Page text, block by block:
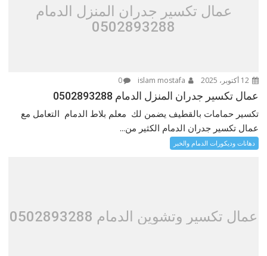
عمال تكسير جدران المنزل الدمام
0502893288
12 أكتوبر، 2025 0
عمال تكسير جدران المنزل الدمام 0502893288
تكسير حمامات بالقطيف يضمن لك معلم بلاط الدمام التعامل مع
عمال تكسير جدران الدمام الكثير من...
دهانات وديكورات الدمام والخبر
عمال تكسير وتشوين الدمام 0502893288